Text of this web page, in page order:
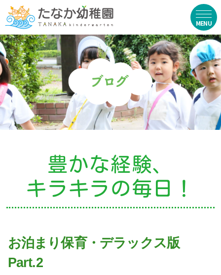
在園生向け
・資料ダウンロード
・園からのお便り
・動画
お知らせ
・ニュース
・ブログ
・園の特色
・園の一日
豊かな経験、
キラキラの毎日！
お泊まり保育・デラックス版
Part.2